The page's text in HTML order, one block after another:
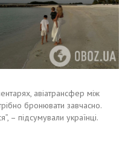
авіатрансфер між
бронювати завчасно.
– підсумували українці.